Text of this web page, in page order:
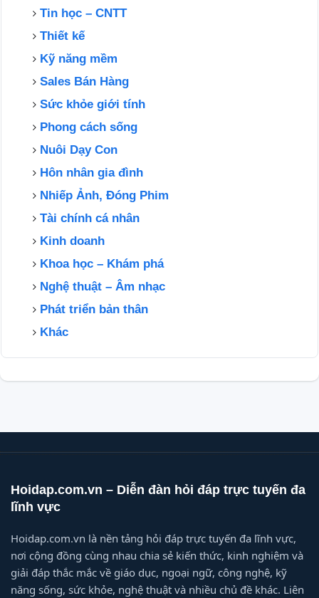
Tin học – CNTT
Thiết kế
Kỹ năng mềm
Sales Bán Hàng
Sức khỏe giới tính
Phong cách sống
Nuôi Dạy Con
Hôn nhân gia đình
Nhiếp Ảnh, Đóng Phim
Tài chính cá nhân
Kinh doanh
Khoa học – Khám phá
Nghệ thuật – Âm nhạc
Phát triển bản thân
Khác
Hoidap.com.vn – Diễn đàn hỏi đáp trực tuyến đa
lĩnh vực
Hoidap.com.vn là nền tảng hỏi đáp trực tuyến đa lĩnh vực,
nơi cộng đồng cùng nhau chia sẻ kiến thức, kinh nghiệm và
giải đáp thắc mắc về giáo dục, ngoại ngữ, công nghệ, kỹ
năng sống, sức khỏe, nghệ thuật và nhiều chủ đề khác. Liên